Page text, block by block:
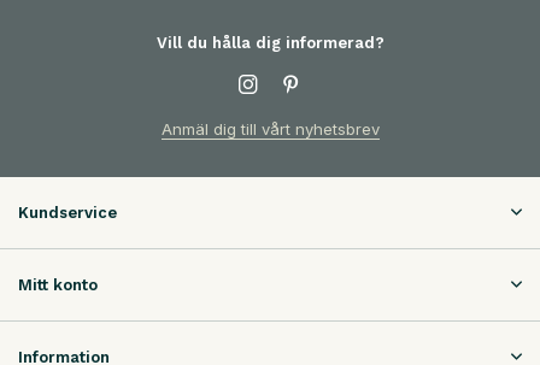
Vill du hålla dig informerad?
Anmäl dig till vårt nyhetsbrev
Kundservice
Mitt konto
Information